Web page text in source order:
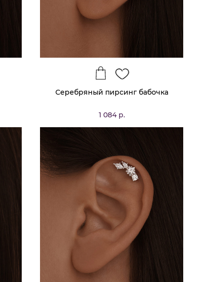
Серебряный пирсинг бабочка
1 084 р.